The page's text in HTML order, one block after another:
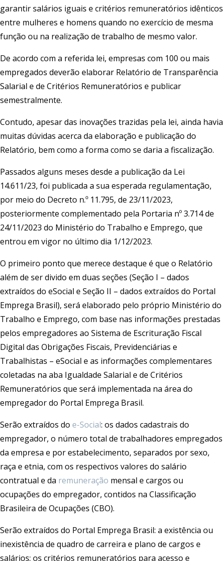
garantir salários iguais e critérios remuneratórios idênticos
entre mulheres e homens quando no exercício de mesma
função ou na realização de trabalho de mesmo valor.
De acordo com a referida lei, empresas com 100 ou mais
empregados deverão elaborar Relatório de Transparência
Salarial e de Critérios Remuneratórios e publicar
semestralmente.
Contudo, apesar das inovações trazidas pela lei, ainda havia
muitas dúvidas acerca da elaboração e publicação do
Relatório, bem como a forma como se daria a fiscalização.
Passados alguns meses desde a publicação da Lei
14.611/23, foi publicada a sua esperada regulamentação,
por meio do Decreto n.º 11.795, de 23/11/2023,
posteriormente complementado pela Portaria nº 3.714 de
24/11/2023 do Ministério do Trabalho e Emprego, que
entrou em vigor no último dia 1/12/2023.
O primeiro ponto que merece destaque é que o Relatório
além de ser divido em duas seções (Seção I – dados
extraídos do eSocial e Seção II – dados extraídos do Portal
Emprega Brasil), será elaborado pelo próprio Ministério do
Trabalho e Emprego, com base nas informações prestadas
pelos empregadores ao Sistema de Escrituração Fiscal
Digital das Obrigações Fiscais, Previdenciárias e
Trabalhistas – eSocial e as informações complementares
coletadas na aba Igualdade Salarial e de Critérios
Remuneratórios que será implementada na área do
empregador do Portal Emprega Brasil.
Serão extraídos do e-Social: os dados cadastrais do
empregador, o número total de trabalhadores empregados
da empresa e por estabelecimento, separados por sexo,
raça e etnia, com os respectivos valores do salário
contratual e da remuneração mensal e cargos ou
ocupações do empregador, contidos na Classificação
Brasileira de Ocupações (CBO).
Serão extraídos do Portal Emprega Brasil: a existência ou
inexistência de quadro de carreira e plano de cargos e
salários; os critérios remuneratórios para acesso e